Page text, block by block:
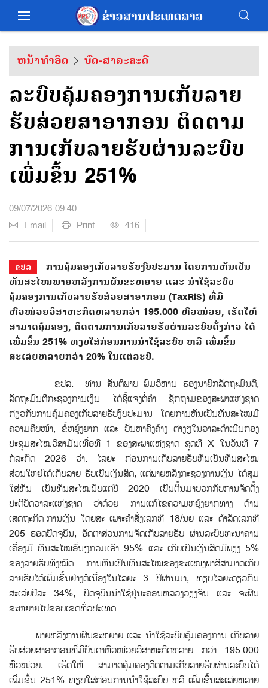
ຫນ້າທຳອິດ ບົດ-ສາລະຄະດີ
ລະບົບຄຸ້ມຄອງການເກັບລາຍ
ຮັບສ່ວຍສາອາກອນ ຕິດຕາມ
ການເກັບລາຍຮັບຜ່ານລະບົບ
ເພີ່ມຂຶ້ນ 251%
09/07/2026 09:40
Email
Print 416
ຂປລ
ການຄຸ້ມຄອງເກັບລາຍຮັບງົບປະມານ ໂດຍການຫັນເປັນ
ທັນສະໄໝພາຍຫລັງການຜັນຂະຫຍາຍ ແລະ ນໍາໃຊ້ລະບົບ
ຄຸ້ມຄອງການເກັບລາຍຮັບສ່ວຍສາອາກອນ (TaxRIS) ທີ່ມີ
ຫົວໜ່ວຍວິສາຫະກິດຫລາຍກວ່າ 195.000 ຫົວໜ່ວຍ, ເຮັດໃຫ້
ສາມາດຄຸ້ມຄອງ, ຕິດຕາມການເກັບລາຍຮັບຜ່ານລະບົບດັ່ງກ່າວ ໄດ້
ເພີ່ມຂຶ້ນ 251% ທຽບໃສ່ກ່ອນການນໍາໃຊ້ລະບົບ ຫລື ເພີ່ມຂຶ້ນ
ສະເລ່ຍຫລາຍກວ່າ 20% ໃນແຕ່ລະປີ.
ຂປລ. ທ່ານ ສັນຕິພາບ ພົມວິຫານ ຮອງນາຍົກລັດຖະມົນຕີ,
ລັດຖະມົນຕີກະຊວງການເງິນ ໄດ້ຊີ້ແຈງຕໍ່ຄຳ ຊັກຖາມຂອງສະພາແຫ່ງຊາດ
ກ່ຽວກັບການຄຸ້ມຄອງເກັບລາຍຮັບງົບປະມານ ໂດຍການຫັນເປັນທັນສະໄໝມີ
ຄວາມຄືບໜ້າ, ຂ້ໍຫຍຸ້ງຍາກ ແລະ ບັນຫາຄົງຄ້າງ ຕ່າງໆໃນວາລະດຳເນີນກອງ
ປະຊຸມສະໄໝວິສາມັນເທື່ອທີ 1 ຂອງສະພາແຫ່ງຊາດ ຊຸດທີ X ໃນວັນທີ 7
ກໍລະກົດ 2026 ວ່າ: ໄລຍະ ກ່ອນການເກັບລາຍຮັບຫັນເປັນທັນສະໄໝ
ສ່ວນໃຫຍ່ໄດ້ເກັບລາຍ ຮັບເປັນເງິນສົດ, ແຕ່ພາຍຫລັງກະຊວງການເງິນ ໄດ້ສຸມ
ໃສ່ຫັນ ເປັນທັນສະໄໝນັບແຕ່ປີ 2020 ເປັນຕົ້ນມາບວກກັບການຈັດຕັ້ງ
ປະຕິບັດວາລະແຫ່ງຊາດ ວ່າດ້ວຍ ການແກ້ໄຂຄວາມຫຍຸ້ງຍາກທາງ ດ້ານ
ເສດຖະກິດ-ການເງິນ ໂດຍສະ ເພາະຄຳສ່ັງເລກທີ 18/ນຍ ແລະ ດຳລັດເລກທີ
205 ຮອດປັດຈຸບັນ, ອັດຕາສ່ວນການຈັດເກັບລາຍຮັບ ຜ່ານລະບົບທະນາຄານ
ເຄື່ອງມື ທັນສະໄໝອື່ນໆກວມເອົາ 95% ແລະ ເກັບເປັນເງິນສົດມີພຽງ 5%
ຂອງລາຍຮັບທັງໝົດ. ການຫັນເປັນທັນສະໄໝຂອງຂະແໜງພາສີສາມາດເກັບ
ລາຍຮັບໄດ້ເພີ່ມຂຶ້ນຢ່າງຕໍ່ເນື່ອງໃນໄລຍະ 3 ປີຜ່ານມາ, ທຽບໄລຍະດຽວກັນ
ສະເລ່ຍປີລະ 34%, ປັດຈຸບັນນໍາໃຊ້ຢູ່ນະຄອນຫລວງວຽງຈັນ ແລະ ຈະຜັນ
ຂະຫຍາຍໄປຂອບເຂດທົ່ວປະເທດ.
ພາຍຫລັງການຜັນຂະຫຍາຍ ແລະ ນໍາໃຊ້ລະບົບຄຸ້ມຄອງການ ເກັບລາຍ
ຮັບສ່ວຍສາອາກອນທີ່ມີບັນດາຫົວໜ່ວຍວິສາຫະກິດຫລາຍ ກວ່າ 195.000
ຫົວໜ່ວຍ, ເຮັດໃຫ້ ສາມາດຄຸ້ມຄອງຕິດຕາມເກັບລາຍຮັບຜ່ານລະບົບໄດ້
ເພີ່ມຂຶ້ນ 251% ທຽບໃສ່ກ່ອນການນໍາໃຊ້ລະບົບ ຫລື ເພີ່ມຂຶ້ນສະເລ່ຍຫລາຍ